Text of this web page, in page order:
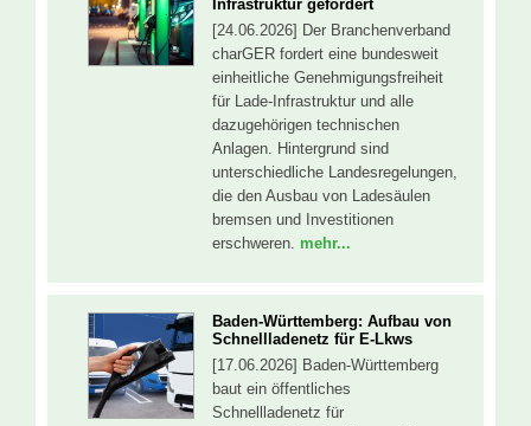
Infrastruktur gefordert
[24.06.2026] Der Branchenverband
charGER fordert eine bundesweit
einheitliche Genehmigungsfreiheit
für Lade-Infrastruktur und alle
dazugehörigen technischen
Anlagen. Hintergrund sind
unterschiedliche Landesregelungen,
die den Ausbau von Ladesäulen
bremsen und Investitionen
erschweren. mehr...
Baden-Württemberg: Aufbau von
Schnellladenetz für E-Lkws
[17.06.2026] Baden-Württemberg
baut ein öffentliches
Schnellladenetz für